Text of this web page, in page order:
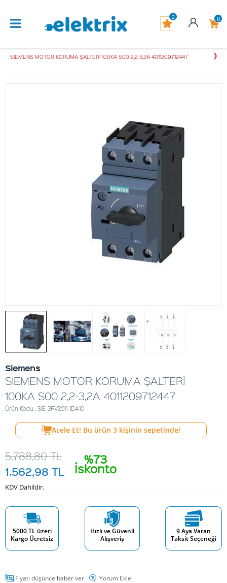
0
2
SIEMENS MOTOR KORUMA ŞALTERİ 100KA S00 2,2-3,2A 4011209712447
Siemens
SIEMENS MOTOR KORUMA ŞALTERİ
100KA S00 2,2-3,2A 4011209712447
Ürün Kodu : SIE-3RV2011-1DA10
Acele Et! Bu ürün 3 kişinin sepetinde!
%73
İskonto
5.788,80TL
1.562,98 TL
KDV Dahildir.
5000 TL üzeri
Kargo Ücretsiz
Hızlı ve Güvenli
Alışveriş
9 Aya Varan
Taksit Seçeneği
Fiyatı düşünce haber ver Yorum Ekle